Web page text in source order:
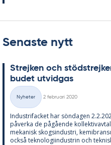
Senaste nytt
Strej­ken och
bu­det ut­vid­gas
Kategorier
Nyheter
2 februari 2020
In­du­stri­fac­ket har sön­da­gen
på­ver­ka de på­gåen­de
me­ka­nisk skogs­in­du­stri,
också tek­no­lo­gi­in­du­strin och